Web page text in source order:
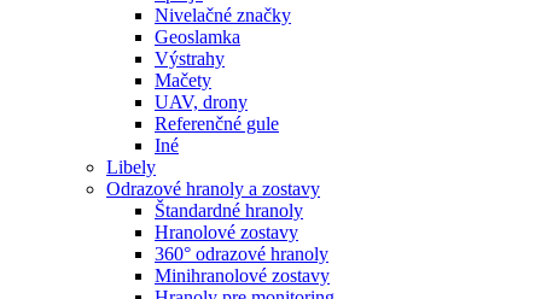
Nivelačné značky
Geoslamka
Výstrahy
Mačety
UAV, drony
Referenčné gule
Iné
Libely
Odrazové hranoly a zostavy
Štandardné hranoly
Hranolové zostavy
360° odrazové hranoly
Minihranolové zostavy